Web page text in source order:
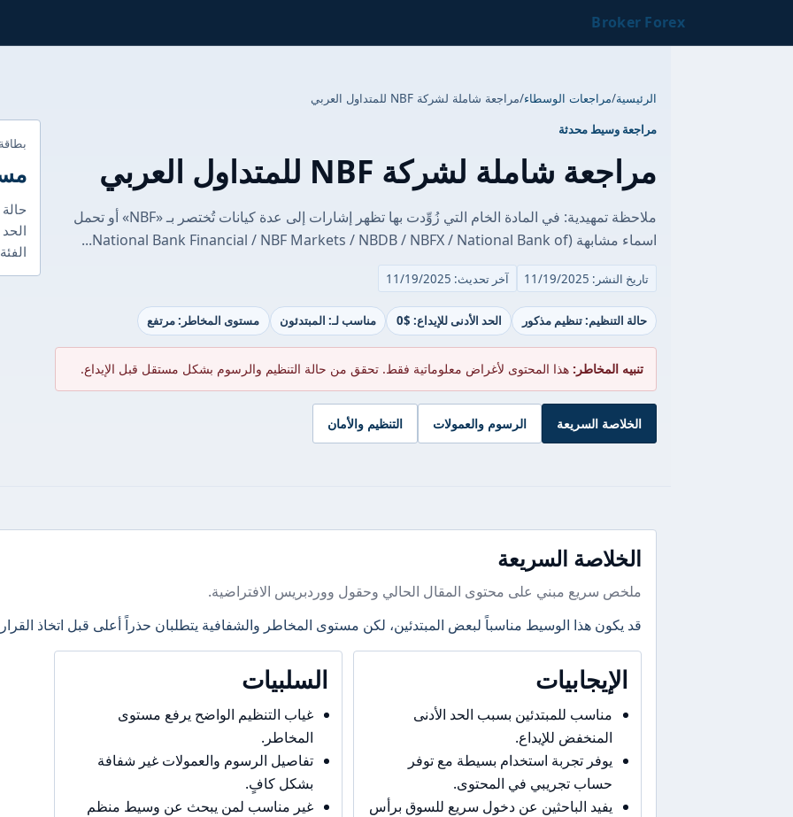
Broker Forex
الرئيسية/مراجعات الوسطاء/مراجعة شاملة لشركة NBF للمتداول العربي
مراجعة وسيط محدثة
مراجعة شاملة لشركة NBF للمتداول العربي
ملاحظة تمهيدية: في المادة الخام التي زُوِّدت بها تظهر إشارات إلى عدة كيانات تُختصر بـ «NBF» أو تحمل
اسماء مشابهة (National Bank Financial / NBF Markets / NBDB / NBFX / National Bank of...
تاريخ النشر: 11/19/2025 آخر تحديث: 11/19/2025
حالة التنظيم: تنظيم مذكور الحد الأدنى للإيداع: $0 مناسب لـ: المبتدئون مستوى المخاطر: مرتفع
تنبيه المخاطر: هذا المحتوى لأغراض معلوماتية فقط. تحقق من حالة التنظيم والرسوم بشكل مستقل قبل الإيداع.
الخلاصة السريعة الرسوم والعمولات التنظيم والأمان
الحد
الخلاصة السريعة
ملخص سريع مبني على محتوى المقال الحالي وحقول ووردبريس الافتراضية.
قد يكون هذا الوسيط مناسباً لبعض المبتدئين، لكن مستوى المخاطر والشفافية يتطلبان حذراً أعلى قبل اتخاذ
الإيجابيات
مناسب للمبتدئين بسبب الحد الأدنى
المنخفض للإيداع.
يوفر تجربة استخدام بسيطة مع توفر
حساب تجريبي في المحتوى.
يفيد الباحثين عن دخول سريع للسوق برأس
السلبيات
غياب التنظيم الواضح يرفع مستوى
المخاطر.
تفاصيل الرسوم والعمولات غير شفافة
بشكل كافٍ.
غير مناسب لمن يبحث عن وسيط منظم